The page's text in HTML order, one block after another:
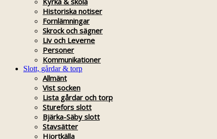
Historiska notiser
Fornlämningar
Skrock och sägner
Liv och Leverne
Personer
Kommunikationer
Slott, gårdar & torp
Allmänt
Vist socken
Lista gårdar och torp
Sturefors slott
Bjärka-Säby slott
Stavsätter
Hjortkälla